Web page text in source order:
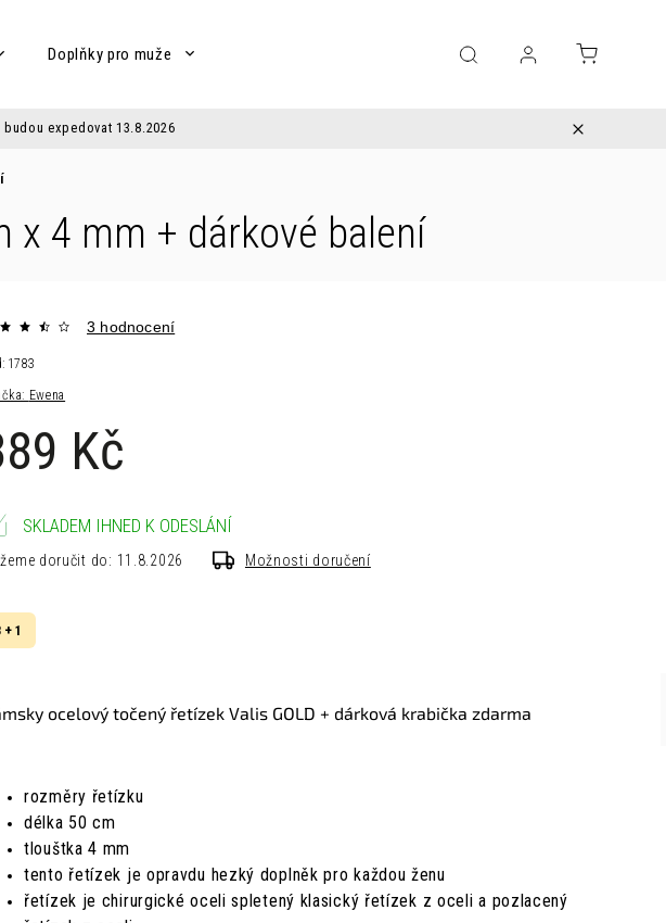
Doplňky pro muže Výprodej Bižuterie
expedovat 13.8.2026
x 4 mm + dárkové balení
Ewena
3 hodnocení
Kč
1783
+ 1
ocelový točený řetízek Valis GOLD + dárková krabička zdarma
rozměry řetízku
délka 50 cm
tlouštka 4 mm
tento řetízek je opravdu hezký doplněk pro každou ženu
řetízek je chirurgické oceli spletený klasický řetízek z oceli a pozlacený
SKLADEM IHNED K ODESLÁNÍ
doručit do: 11.8.2026 Možnosti doručení